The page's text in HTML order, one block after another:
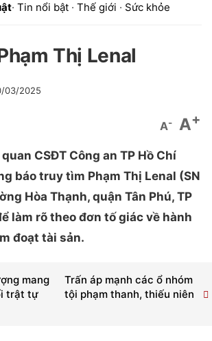
· Tin nổi bật · Thế giới · Sức khỏe
Thị Lenal
03/2025
A- A+
CSĐT Công an TP Hồ Chí
báo truy tìm Phạm Thị Lenal (SN
Hòa Thạnh, quận Tân Phú, TP
làm rõ theo đơn tố giác về hành
đoạt tài sản.
Trấn áp mạnh các ổ nhóm
tội phạm thanh, thiếu niên
mang
trật tự